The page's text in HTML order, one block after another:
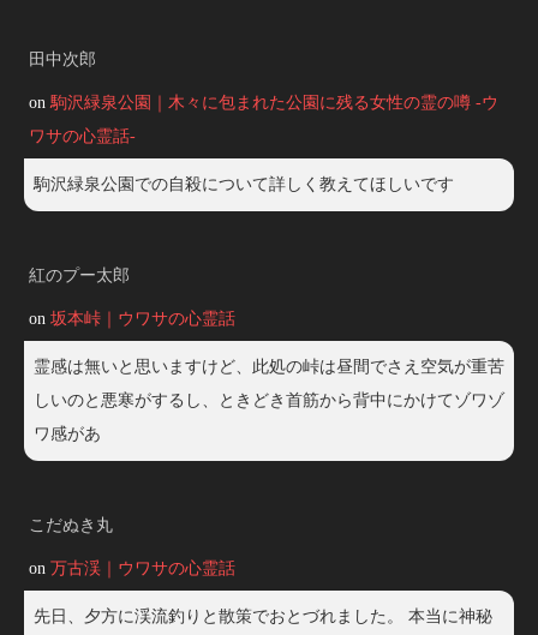
田中次郎
on駒沢緑泉公園｜木々に包まれた公園に残る女性の霊の噂 -ウ
ワサの心霊話-
駒沢緑泉公園での自殺について詳しく教えてほしいです
紅のプー太郎
on 坂本峠｜ウワサの心霊話
霊感は無いと思いますけど、此処の峠は昼間でさえ空気が重苦
しいのと悪寒がするし、ときどき首筋から背中にかけてゾワゾ
ワ感があ
こだぬき丸
on 万古渓｜ウワサの心霊話
先日、夕方に渓流釣りと散策でおとづれました。 本当に神秘